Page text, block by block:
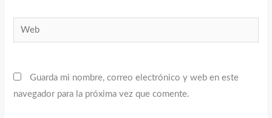
Web
Guarda mi nombre, correo electrónico y web en este
navegador para la próxima vez que comente.